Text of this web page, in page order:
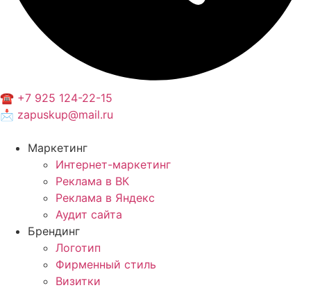
☎️ +7 925 124-22-15
📩 zapuskup@mail.ru
Маркетинг
Интернет-маркетинг
Реклама в ВК
Реклама в Яндекс
Аудит сайта
Брендинг
Логотип
Фирменный стиль
Визитки